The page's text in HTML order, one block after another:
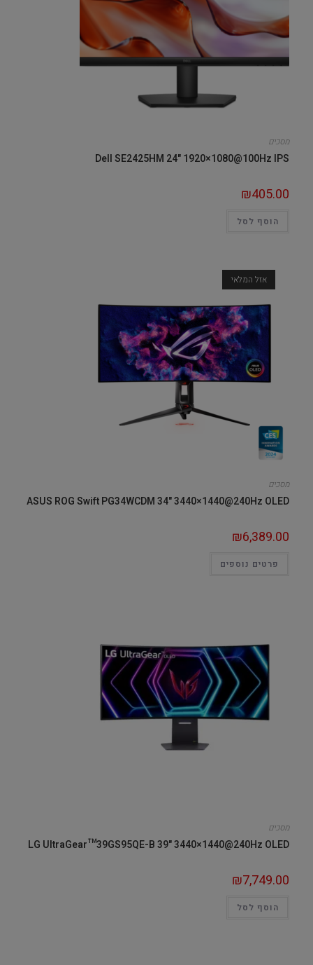
מסכים
Dell SE2425HM 24" 1920×1080@100Hz IPS
₪405.00
הוסף לסל
אזל המלאי
מסכים
ASUS ROG Swift PG34WCDM 34" 3440×1440@240Hz OLED
₪6,389.00
פרטים נוספים
מסכים
LG UltraGear™39GS95QE-B 39" 3440×1440@240Hz OLED
₪7,749.00
הוסף לסל